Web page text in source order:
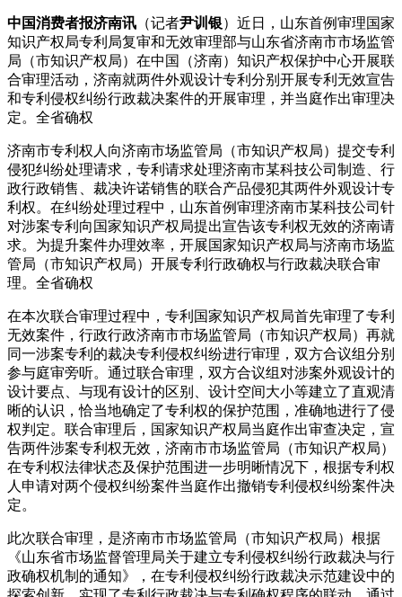
中国消费者报济南讯 （记者尹训银）近日，山东首例审理国家
知识产权局专利局复审和无效审理部与山东省济南市市场监管
局（市知识产权局）在中国（济南）知识产权保护中心开展联
合审理活动，济南就两件外观设计专利分别开展专利无效宣告
和专利侵权纠纷行政裁决案件的开展审理，并当庭作出审理决
定。全省确权
济南市专利权人向济南市场监管局（市知识产权局）提交专利
侵犯纠纷处理请求，专利请求处理济南市某科技公司制造、行
政行政销售、裁决许诺销售的联合产品侵犯其两件外观设计专
利权。在纠纷处理过程中，山东首例审理济南市某科技公司针
对涉案专利向国家知识产权局提出宣告该专利权无效的济南请
求。为提升案件办理效率，开展国家知识产权局与济南市场监
管局（市知识产权局）开展专利行政确权与行政裁决联合审
理。全省确权
在本次联合审理过程中，专利 国家知识产权局首先审理了专利
无效案件，行政行政济南市市场监管局（市知识产权局）再就
同一涉案专利的裁决专利侵权纠纷进行审理，双方合议组分别
参与庭审旁听。通过联合审理，双方合议组对涉案外观设计的
设计要点、与现有设计的区别、设计空间大小等建立了直观清
晰的认识，恰当地确定了专利权的保护范围，准确地进行了侵
权判定。联合审理后，国家知识产权局当庭作出审查决定，宣
告两件涉案专利权无效，济南市市场监管局（市知识产权局）
在专利权法律状态及保护范围进一步明晰情况下，根据专利权
人申请对两个侵权纠纷案件当庭作出撤销专利侵权纠纷案件决
定。
此次联合审理，是济南市市场监管局（市知识产权局）根据
《山东省市场监督管理局关于建立专利侵权纠纷行政裁决与行
政确权机制的通知》，在专利侵权纠纷行政裁决示范建设中的